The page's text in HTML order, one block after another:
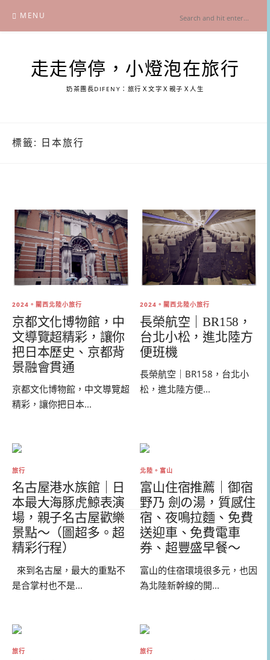
content
MENU
走走停停，小燈泡在旅行
奶茶團長DIFENY：旅行Ｘ文字Ｘ親子Ｘ人生
標籤: 日本旅行
2024。關西北陸小旅行
京都文化博物館，中
文導覽超精彩，讓你
把日本歷史、京都背
景融會貫通
京都文化博物館，中文導覽超
精彩，讓你把日本...
2024。關西北陸小旅行
長榮航空｜BR158，
台北小松，進北陸方
便班機
長榮航空｜BR158，台北小
松，進北陸方便...
旅行
名古屋港水族館｜日
本最大海豚虎鯨表演
場，親子名古屋歡樂
景點～（圖超多。超
精彩行程）
來到名古屋，最大的重點不
是合掌村也不是...
北陸。富山
富山住宿推薦｜御宿
野乃 劍の湯，質感住
宿、夜鳴拉麵、免費
送迎車、免費電車
券、超豐盛早餐～
富山的住宿環境很多元，也因
為北陸新幹線的開...
旅行 旅行